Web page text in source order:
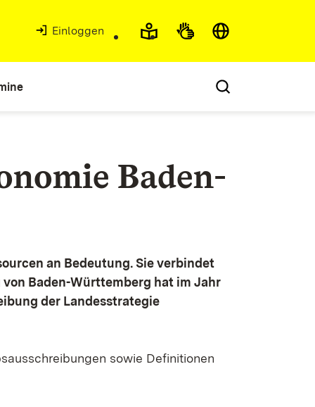
Einloggen
Baden-
an Bedeutung. Sie verbindet
Baden-Württemberg hat im Jahr
der Landesstrategie
sowie Definitionen